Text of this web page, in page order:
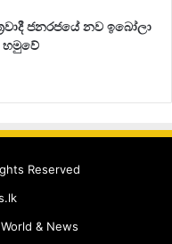
ජනරජයේ නව ඉබෝලා
Reserved
World & News